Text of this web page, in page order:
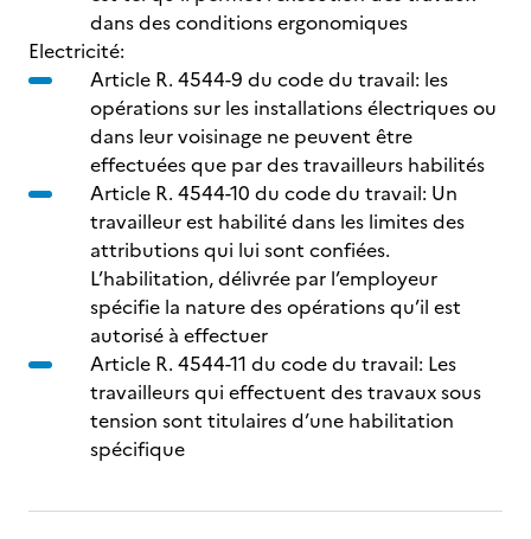
dans des conditions ergonomiques
Electricité:
Article R. 4544-9 du code du travail: les
opérations sur les installations électriques ou
dans leur voisinage ne peuvent être
effectuées que par des travailleurs habilités
Article R. 4544-10 du code du travail: Un
travailleur est habilité dans les limites des
attributions qui lui sont confiées.
L’habilitation, délivrée par l’employeur
spécifie la nature des opérations qu’il est
autorisé à effectuer
Article R. 4544-11 du code du travail: Les
travailleurs qui effectuent des travaux sous
tension sont titulaires d’une habilitation
spécifique